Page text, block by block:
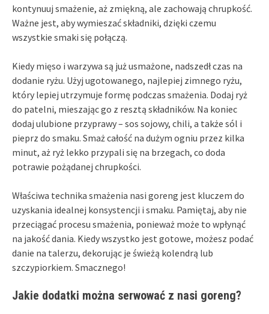
kontynuuj smażenie, aż zmiękną, ale zachowają chrupkość.
Ważne jest, aby wymieszać składniki, dzięki czemu
wszystkie smaki się połączą.
Kiedy mięso i warzywa są już usmażone, nadszedł czas na
dodanie ryżu. Użyj ugotowanego, najlepiej zimnego ryżu,
który lepiej utrzymuje formę podczas smażenia. Dodaj ryż
do patelni, mieszając go z resztą składników. Na koniec
dodaj ulubione przyprawy – sos sojowy, chili, a także sól i
pieprz do smaku. Smaż całość na dużym ogniu przez kilka
minut, aż ryż lekko przypali się na brzegach, co doda
potrawie pożądanej chrupkości.
Właściwa technika smażenia nasi goreng jest kluczem do
uzyskania idealnej konsystencji i smaku. Pamiętaj, aby nie
przeciągać procesu smażenia, ponieważ może to wpłynąć
na jakość dania. Kiedy wszystko jest gotowe, możesz podać
danie na talerzu, dekorując je świeżą kolendrą lub
szczypiorkiem. Smacznego!
Jakie dodatki można serwować z nasi goreng?